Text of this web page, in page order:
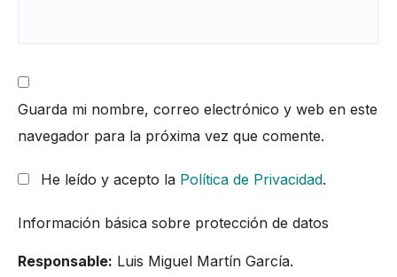
Guarda mi nombre, correo electrónico y web en este
navegador para la próxima vez que comente.
He leído y acepto la Política de Privacidad.
Información básica sobre protección de datos
Responsable: Luis Miguel Martín García.